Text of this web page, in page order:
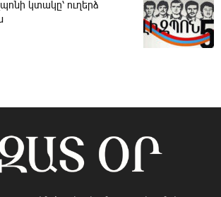
կտակը՝ ուղերձ